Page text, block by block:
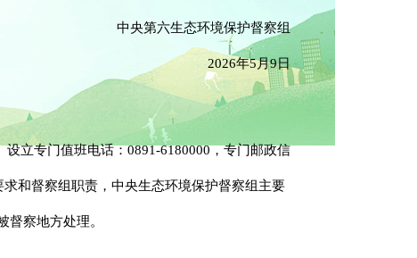
中央第六生态环境保护督察组
2026年5月9日
立专门值班电话：0891-6180000，专门邮政信
和督察组职责，中央生态环境保护督察组主要
察地方处理。